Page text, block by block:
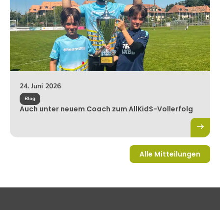
24. Juni 2026
Blog
Auch unter neuem Coach zum AllKidS-Vollerfolg
Alle Mitteilungen